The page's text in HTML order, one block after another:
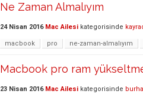
Ne Zaman Almalıyım
24 Nisan 2016 Mac Ailesi kategorisinde
macbook pro ne-zaman-almalıyım
Macbook pro ram
23 Nisan 2016 Mac Ailesi kategorisinde